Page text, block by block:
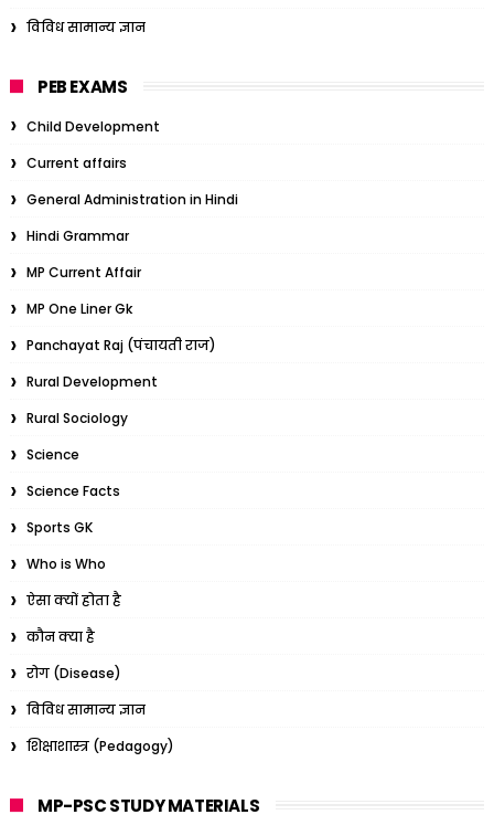
विविध सामान्य ज्ञान
PEB EXAMS
Child Development
Current affairs
General Administration in Hindi
Hindi Grammar
MP Current Affair
MP One Liner Gk
Panchayat Raj (पंचायती राज)
Rural Development
Rural Sociology
Science
Science Facts
Sports GK
Who is Who
ऐसा क्यों होता है
कौन क्या है
रोग (Disease)
विविध सामान्य ज्ञान
शिक्षाशास्त्र (Pedagogy)
MP-PSC STUDY MATERIALS